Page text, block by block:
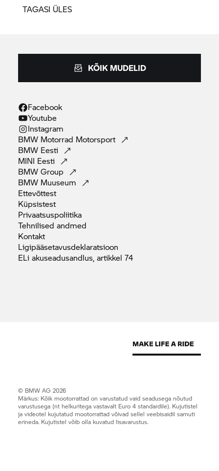
TAGASI ÜLES
KÕIK MUDELID
Facebook
Youtube
Instagram
BMW Motorrad Motorsport
BMW Eesti
MINI Eesti
BMWGroup
BMW Muuseum
Ettevõttest
Küpsistest
Privaatsuspoliitika
Tehnilisedandmed
Kontakt
Ligipääsetavusdeklaratsioon
ELi akuseadusandlus, artikkel74
© BMW AG 2026
Märkus: Kõik mootorrattad on varustatud vaid seadusega nõutud
varustusega (nt helkuritega vastavalt Euro 4 standardile). Kujutistel
ja videotel kujutatud mootorrattad võivad sellel veebisaidil samuti
erineda. Kujutistel võib olla kuvatud lisavarustus.